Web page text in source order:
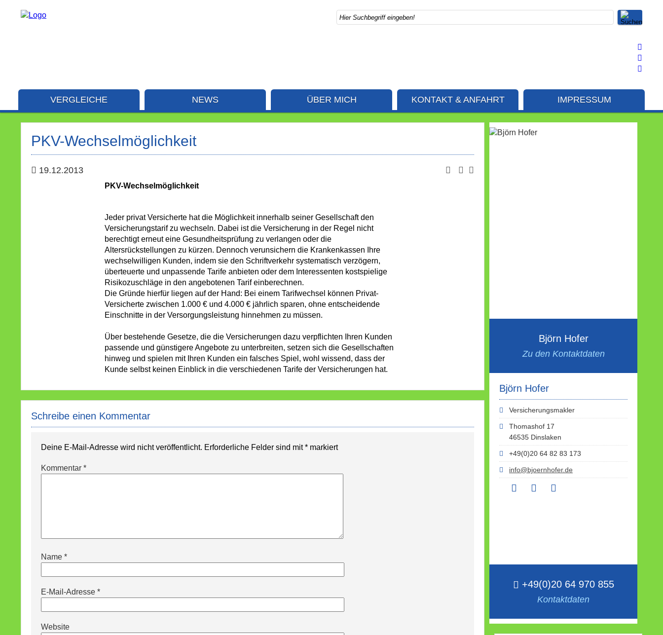
VERGLEICHE NEWS ÜBER MICH KONTAKT & ANFAHRT IMPRESSUM
Björn Hofer
Zu den Kontaktdaten
Björn Hofer
Versicherungsmakler
Thomashof 17
46535 Dinslaken
+49(0)20 64 82 83 173
info@bjoernhofer.de
+49(0)20 64 970 855
Kontaktdaten
PKV-Wechselmöglichkeit
19.12.2013
PKV-Wechselmöglichkeit
Jeder privat Versicherte hat die Möglichkeit innerhalb seiner Gesellschaft den
Versicherungstarif zu wechseln. Dabei ist die Versicherung in der Regel nicht
berechtigt erneut eine Gesundheitsprüfung zu verlangen oder die
Altersrückstellungen zu kürzen. Dennoch verunsichern die Krankenkassen Ihre
wechselwilligen Kunden, indem sie den Schriftverkehr systematisch verzögern,
überteuerte und unpassende Tarife anbieten oder dem Interessenten kostspielige
Risikozuschläge in den angebotenen Tarif einberechnen.
Die Gründe hierfür liegen auf der Hand: Bei einem Tarifwechsel können Privat-
Versicherte zwischen 1.000 € und 4.000 € jährlich sparen, ohne entscheidende
Einschnitte in der Versorgungsleistung hinnehmen zu müssen.
Über bestehende Gesetze, die die Versicherungen dazu verpflichten Ihren Kunden
passende und günstigere Angebote zu unterbreiten, setzen sich die Gesellschaften
hinweg und spielen mit Ihren Kunden ein falsches Spiel, wohl wissend, dass der
Kunde selbst keinen Einblick in die verschiedenen Tarife der Versicherungen hat.
Schreibe einen Kommentar
Deine E-Mail-Adresse wird nicht veröffentlicht. Erforderliche Felder sind mit* markiert
Kommentar *
Name *
E-Mail-Adresse *
Website